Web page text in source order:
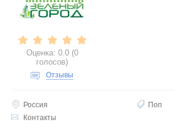
Оценка: 0.0 (0
голосов)
Отзывы
Россия
Поп
Контакты